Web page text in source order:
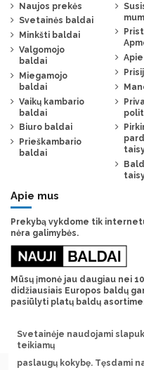
Naujos prekės
Svetainės baldai
Minkšti baldai
Valgomojo
baldai
Miegamojo
baldai
Vaikų kambario
baldai
Biuro baldai
Prieškambario
baldai
Apie mus
Prekybą vykdome tik
nėra galimybės.
Mūsų įmonė jau daugiau nei
didžiausiais Europos baldų
pasiūlyti platų baldų
Svetainėje naudojami
teikiamų
paslaugų kokybę. Tęsdami